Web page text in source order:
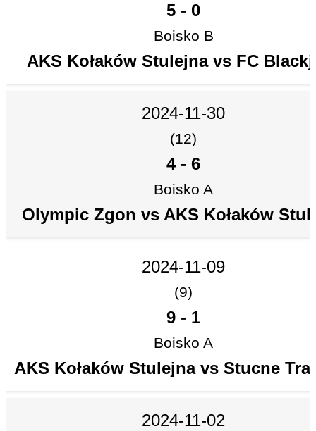
5 - 0
Boisko B
AKS Kołaków Stulejna vs FC
2024-11-30
(12)
4- 6
Boisko A
Olympic Zgon vs AKS Kołaków
2024-11-09
(9)
9 - 1
Boisko A
AKS Kołaków Stulejna vs Stucne
2024-11-02